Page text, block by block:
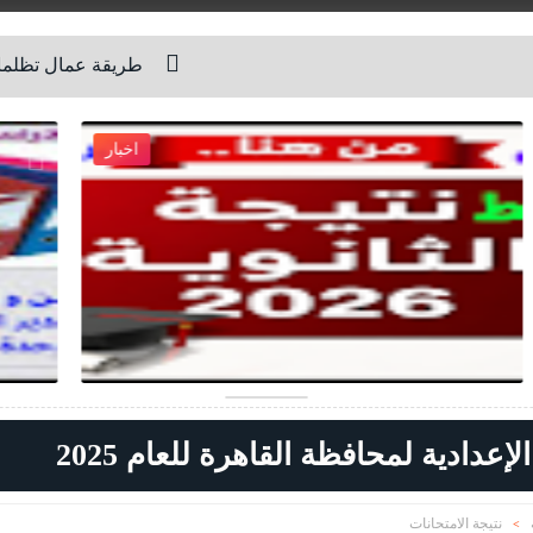
طريقة عمال تظلمات طلاب الثانوية العامة للعام
اخبار
Unknown
شاهد الموضوع
لمحافظة القاهرة للعام 2025
> نتيجة الامتحانات